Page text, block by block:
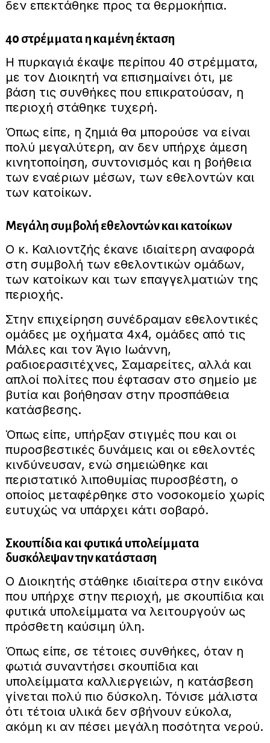
δεν επεκτάθηκε προς τα θερμοκήπια.
40 στρέμματα η καμένη έκταση
Η πυρκαγιά έκαψε περίπου 40 στρέμματα,
με τον Διοικητή να επισημαίνει ότι, με
βάση τις συνθήκες που επικρατούσαν, η
περιοχή στάθηκε τυχερή.
Όπως είπε, η ζημιά θα μπορούσε να είναι
πολύ μεγαλύτερη, αν δεν υπήρχε άμεση
κινητοποίηση, συντονισμός και η βοήθεια
των εναέριων μέσων, των εθελοντών και
των κατοίκων.
Μεγάλη συμβολή εθελοντών και κατοίκων
Ο κ. Καλιοντζής έκανε ιδιαίτερη αναφορά
στη συμβολή των εθελοντικών ομάδων,
των κατοίκων και των επαγγελματιών της
περιοχής.
Στην επιχείρηση συνέδραμαν εθελοντικές
ομάδες με οχήματα 4x4, ομάδες από τις
Μάλες και τον Άγιο Ιωάννη,
ραδιοερασιτέχνες, Σαμαρείτες, αλλά και
απλοί πολίτες που έφτασαν στο σημείο με
βυτία και βοήθησαν στην προσπάθεια
κατάσβεσης.
Όπως είπε, υπήρξαν στιγμές που και οι
πυροσβεστικές δυνάμεις και οι εθελοντές
κινδύνευσαν, ενώ σημειώθηκε και
περιστατικό λιποθυμίας πυροσβέστη, ο
οποίος μεταφέρθηκε στο νοσοκομείο χωρίς
ευτυχώς να υπάρχει κάτι σοβαρό.
Σκουπίδια και φυτικά υπολείμματα
δυσκόλεψαν την κατάσταση
Ο Διοικητής στάθηκε ιδιαίτερα στην εικόνα
που υπήρχε στην περιοχή, με σκουπίδια και
φυτικά υπολείμματα να λειτουργούν ως
πρόσθετη καύσιμη ύλη.
Όπως είπε, σε τέτοιες συνθήκες, όταν η
φωτιά συναντήσει σκουπίδια και
υπολείμματα καλλιεργειών, η κατάσβεση
γίνεται πολύ πιο δύσκολη. Τόνισε μάλιστα
ότι τέτοια υλικά δεν σβήνουν εύκολα,
ακόμη κι αν πέσει μεγάλη ποσότητα νερού.